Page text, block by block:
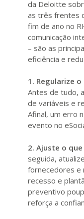
da Deloitte
as três frentes
fim de ano no
comunicação
– são as
eficiência e
1. Regularize
Antes de tudo,
de variáveis e
Afinal, um erro
evento no
2. Ajuste o
seguida,
fornecedores e
recesso e
preventivo
reforça a